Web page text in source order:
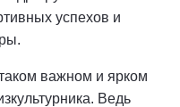
успехов и
важном и ярком
Ведь